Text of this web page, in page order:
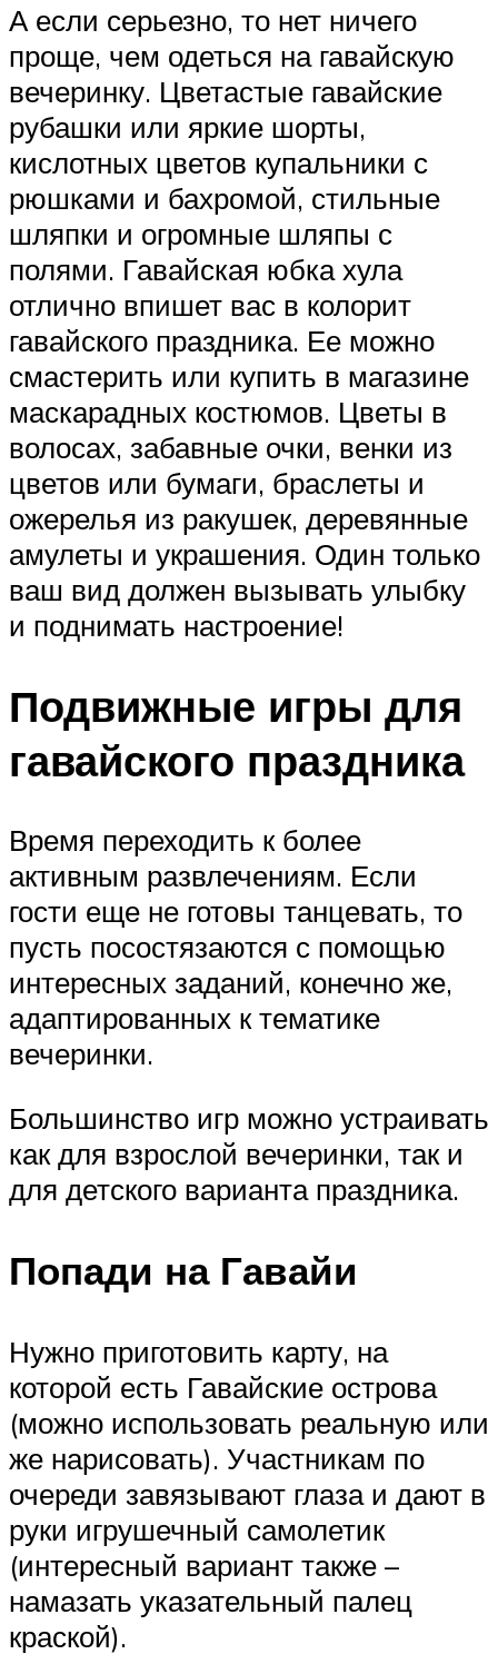
А если серьезно, то нет ничего
проще, чем одеться на гавайскую
вечеринку. Цветастые гавайские
рубашки или яркие шорты,
кислотных цветов купальники с
рюшками и бахромой, стильные
шляпки и огромные шляпы с
полями. Гавайская юбка хула
отлично впишет вас в колорит
гавайского праздника. Ее можно
смастерить или купить в магазине
маскарадных костюмов. Цветы в
волосах, забавные очки, венки из
цветов или бумаги, браслеты и
ожерелья из ракушек, деревянные
амулеты и украшения. Один только
ваш вид должен вызывать улыбку
и поднимать настроение!
Подвижные игры для
гавайского праздника
Время переходить к более
активным развлечениям. Если
гости еще не готовы танцевать, то
пусть посостязаются с помощью
интересных заданий, конечно же,
адаптированных к тематике
вечеринки.
Большинство игр можно устраивать
как для взрослой вечеринки, так и
для детского варианта праздника.
Попади на Гавайи
Нужно приготовить карту, на
которой есть Гавайские острова
(можно использовать реальную или
же нарисовать). Участникам по
очереди завязывают глаза и дают в
руки игрушечный самолетик
(интересный вариант также –
намазать указательный палец
краской).